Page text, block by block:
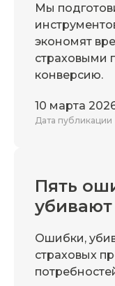
Мы
экономят
страховыми
конверсию.
10 марта
Дата публикации
Пять
Ошибки,
страховых